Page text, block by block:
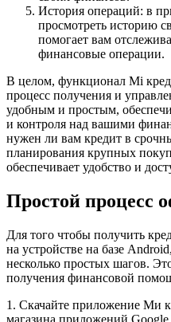
История операций: в
просмотреть историю
помогает вам
финансовые операции.
В целом, функционал Mi
процесс получения и
удобным и простым,
и контроля над вашими
нужен ли вам кредит в
планирования крупных
обеспечивает удобство и
Простой процесс
Для того чтобы получить
на устройстве на базе
несколько простых шагов.
получения финансовой
1. Скачайте приложение Ми
магазина приложений Google